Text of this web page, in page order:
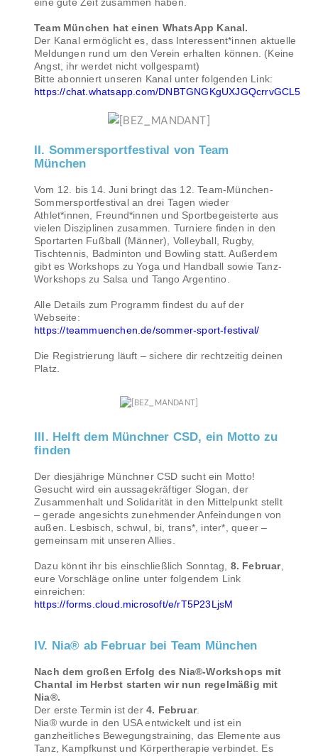
Team München hat einen WhatsApp Kanal.
Der Kanal ermöglicht es, dass Interessent*innen aktuelle
Meldungen rund um den Verein erhalten können. (Keine
Angst, ihr werdet nicht vollgespamt)
Bitte abonniert unseren Kanal unter folgenden Link:
https://chat.whatsapp.com/DNBTGNGKgUXJGQcrrvGCL5
II. Sommersportfestival von Team
München
Vom 12. bis 14. Juni bringt das 12. Team-München-
Sommersportfestival an drei Tagen wieder
Athlet*innen, Freund*innen und Sportbegeisterte aus
vielen Disziplinen zusammen. Turniere finden in den
Sportarten Fußball (Männer), Volleyball, Rugby,
Tischtennis, Badminton und Bowling statt. Außerdem
gibt es Workshops zu Yoga und Handball sowie Tanz-
Workshops zu Salsa und Tango Argentino.
Alle Details zum Programm findest du auf der
Webseite:
https://teammuenchen.de/sommer-sport-festival/
Die Registrierung läuft – sichere dir rechtzeitig deinen
Platz.
III. Helft dem Münchner CSD, ein Motto zu
finden
Der diesjährige Münchner CSD sucht ein Motto!
Gesucht wird ein aussagekräftiger Slogan, der
Zusammenhalt und Solidarität in den Mittelpunkt stellt
– gerade angesichts zunehmender Anfeindungen von
außen. Lesbisch, schwul, bi, trans*, inter*, queer –
gemeinsam mit unseren Allies.
Dazu könnt ihr bis einschließlich Sonntag, 8. Februar,
eure Vorschläge online unter folgendem Link
einreichen:
https://forms.cloud.microsoft/e/rT5P23LjsM
IV. Nia® ab Februar bei Team München
Nach dem großen Erfolg des Nia®-Workshops mit
Chantal im Herbst starten wir nun regelmäßig mit
Nia®.
Der erste Termin ist der 4. Februar.
Nia® wurde in den USA entwickelt und ist ein
ganzheitliches Bewegungstraining, das Elemente aus
Tanz, Kampfkunst und Körpertherapie verbindet. Es